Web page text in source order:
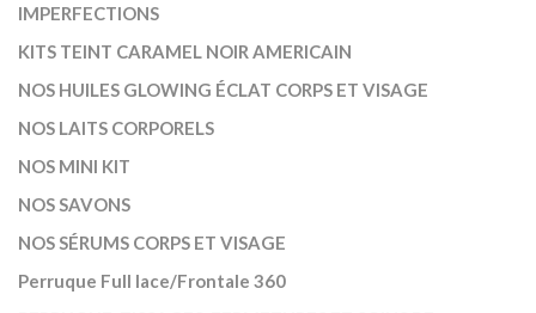
IMPERFECTIONS
KITS TEINT CARAMEL NOIR AMERICAIN
NOS HUILES GLOWING ÉCLAT CORPS ET VISAGE
NOS LAITS CORPORELS
NOS MINI KIT
NOS SAVONS
NOS SÉRUMS CORPS ET VISAGE
Perruque Full lace/Frontale 360